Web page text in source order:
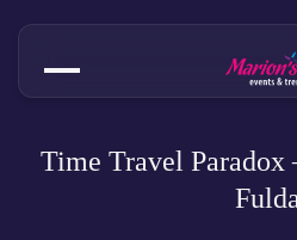
VR-Zeitreise
Time Travel Paradox
Fulda